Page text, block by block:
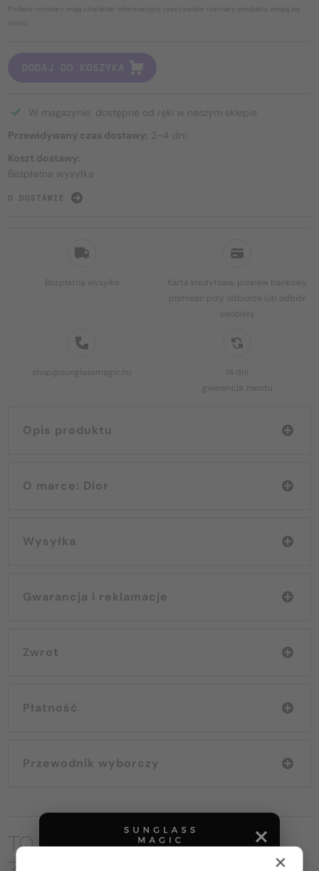
Bezpłatna wysyłka
Karta kredytowa, przelew bankowy,
płatność przy odbiorze lub odbiór
osobisty
shop@sunglassmagic.hu
14 dni
gwarancja zwrotu
Opis produktu
O marce: Dior
Wysyłka
Gwarancja i reklamacje
Zwrot
Płatność
Przewodnik wyborczy
Podane rozmiary mają charakter informacyjny, rzeczywiste rozmiary produktu mogą się
różnić.
DODAJ DO KOSZYKA
W magazynie, dostępne od ręki w naszym sklepie
Przewidywany czas dostawy: 2–4 dni
Koszt dostawy:
Bezpłatna wysyłka
O DOSTAWIE
TO MOŻE CIĘ RÓWNIEŻ
×